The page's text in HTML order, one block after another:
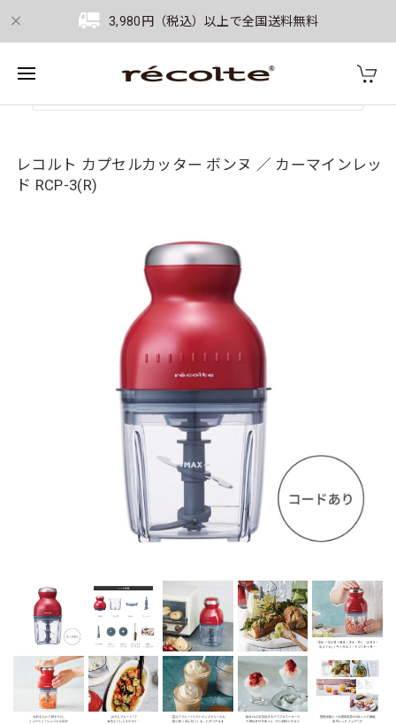
3,980円（税込）以上で全国送料無料
レコルト カプセルカッター ボンヌ ／ カーマインレッ
ド RCP-3(R)